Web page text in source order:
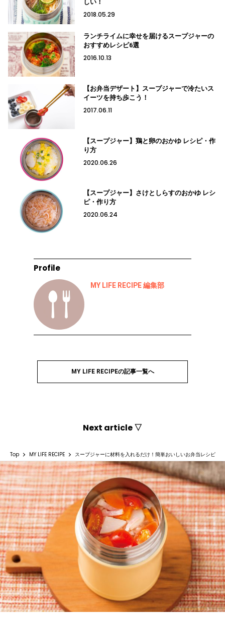
しい！
2018.05.29
ランチライムに幸せを届けるスープジャーの
おすすめレシピ6選
2016.10.13
【お弁当デザート】スープジャーで冷たいス
イーツを持ち歩こう！
2017.06.11
【スープジャー】鶏と卵のおかゆ レシピ・作
り方
2020.06.26
【スープジャー】さけとしらすのおかゆ レシ
ピ・作り方
2020.06.24
Profile
MY LIFE RECIPE 編集部
MY LIFE RECIPEの記事一覧へ
Next article ▽
Top MY LIFE RECIPE スープジャーに材料を入れるだけ！簡単おいしいお弁当レシピ